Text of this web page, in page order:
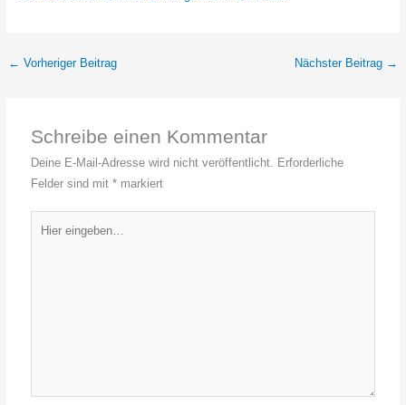
← Vorheriger Beitrag Nächster Beitrag →
Schreibe einen Kommentar
Deine E-Mail-Adresse wird nicht veröffentlicht. Erforderliche
Felder sind mit* markiert
eingeben…